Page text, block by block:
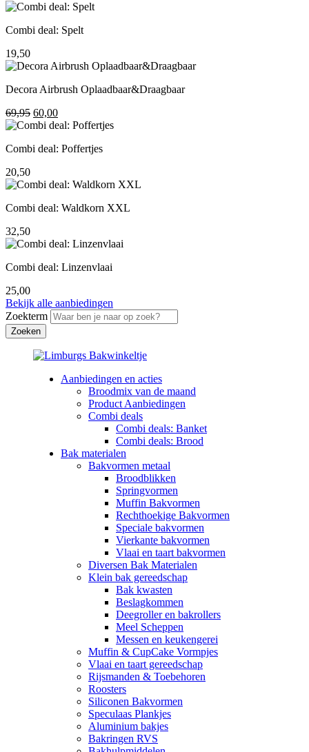
prijs
195,00.
prijs
155,00.
Combi deal: Spelt
19,50
Decora Airbrush Oplaadbaar&Draagbaar
69,95 Oorspronkelijke
prijs
69,95.
60,00Huidige
prijs
60,00.
Combi deal: Poffertjes
20,50
Combi deal: Waldkorn XXL
32,50
Combi deal: Linzenvlaai
25,00
Bekijk alle aanbiedingen
Zoekterm
Aanbiedingen en acties
Broodmix van de maand
Product Aanbiedingen
Combi deals
Combi deals: Banket
Combi deals: Brood
Bak materialen
Bakvormen metaal
Broodblikken
Springvormen
Muffin Bakvormen
Rechthoekige Bakvormen
Speciale bakvormen
Vierkante bakvormen
Vlaai en taart bakvormen
Diversen Bak Materialen
Klein bak gereedschap
Bak kwasten
Beslagkommen
Deegroller en bakrollers
Meel Scheppen
Messen en keukengerei
Muffin & CupCake Vormpjes
Vlaai en taart gereedschap
Rijsmanden & Toebehoren
Roosters
Siliconen Bakvormen
Speculaas Plankjes
Aluminium bakjes
Bakringen RVS